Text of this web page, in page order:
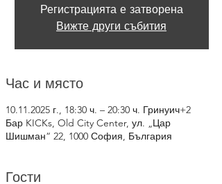
Регистрацията е затворена
Вижте други събития
Час и място
10.11.2025 г., 18:30 ч. – 20:30 ч. Гринуич+2
Бар KICKs, Old City Center, ул. „Цар
Шишман“ 22, 1000 София, България
Гости